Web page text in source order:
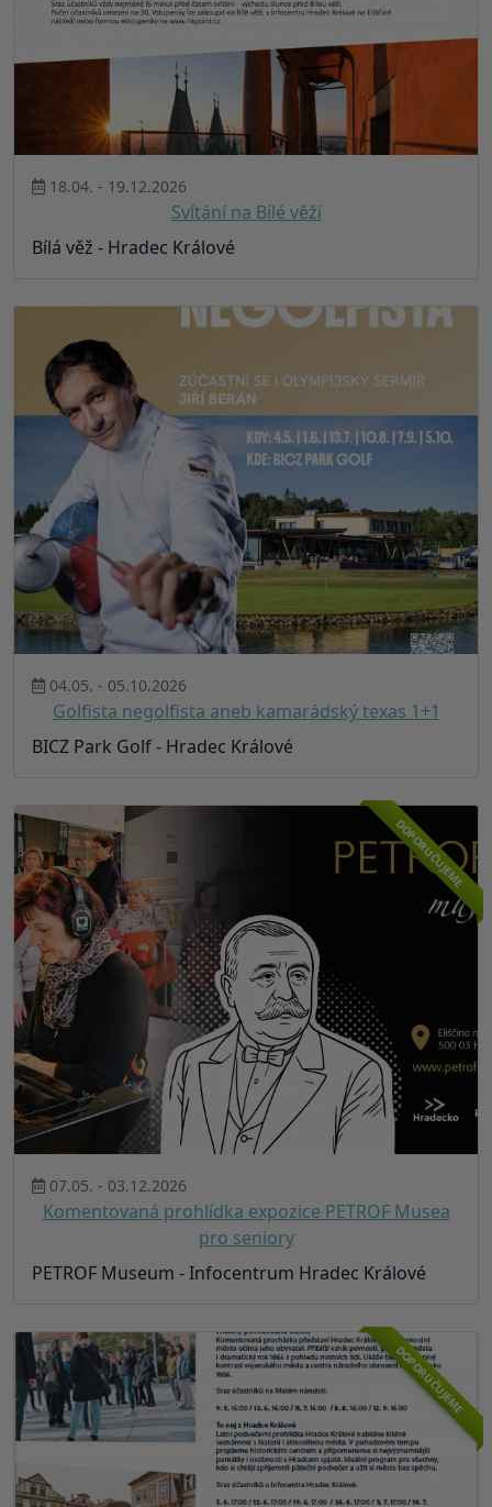
18.04. - 19.12.2026
Svítání na Bílé věži
Bílá věž - Hradec Králové
04.05. - 05.10.2026
Golfista negolfista aneb kamarádský texas 1+1
BICZ Park Golf - Hradec Králové
DOPORUČUJEME
07.05. - 03.12.2026
Komentovaná prohlídka expozice PETROF Musea
pro seniory
PETROF Museum - Infocentrum Hradec Králové
DOPORUČUJEME